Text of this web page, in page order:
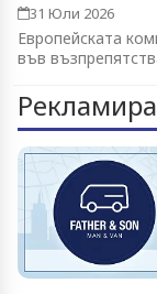
31 Юли 2026
Европейската
във